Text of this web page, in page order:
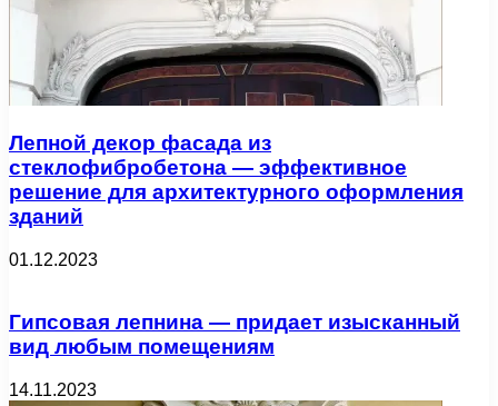
Лепной декор фасада из
стеклофибробетона — эффективное
решение для архитектурного оформления
зданий
01.12.2023
Гипсовая лепнина — придает изысканный
вид любым помещениям
14.11.2023